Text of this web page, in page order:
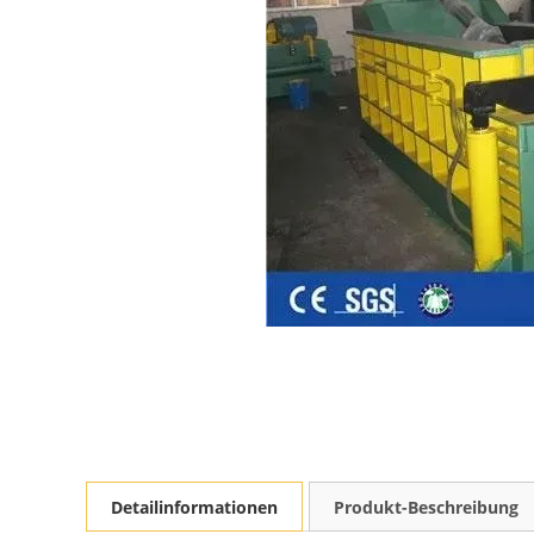
Detailinformationen Produkt-Beschreibung